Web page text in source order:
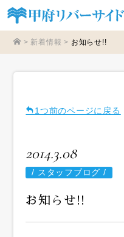
> 新着情報 > お知らせ!!
1つ前のページに戻る
2014.3.08
/ スタッフブログ /
お知らせ!!